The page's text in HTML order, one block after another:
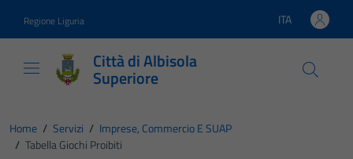
Regione Liguria Lingua attiva:
ITA
Città di Albisola
Superiore
Home / Servizi / Imprese, Commercio E SUAP
/ Tabella Giochi Proibiti